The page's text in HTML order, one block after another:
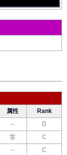
属性
Rank
--
D
雷
C
-- C